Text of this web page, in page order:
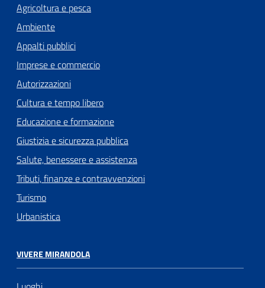
Agricoltura e pesca
Ambiente
Appalti pubblici
Imprese e commercio
Autorizzazioni
Cultura e tempo libero
Educazione e formazione
Giustizia e sicurezza pubblica
Salute, benessere e assistenza
Tributi, finanze e contravvenzioni
Turismo
Urbanistica
VIVERE MIRANDOLA